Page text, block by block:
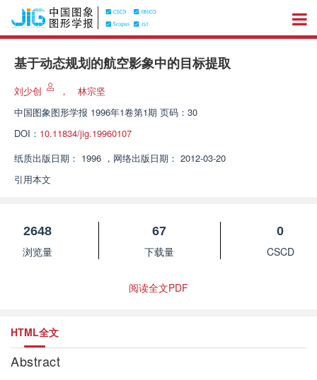
基于动态规划的航空影象中的目标提取
刘少创 ，
林宗坚
中国图象图形学报 1996年1卷第1期 页码：30
DOI： 10.11834/jig.19960107
纸质出版日期： 1996 ， 网络出版日期： 2012-03-20
引用本文
2648
浏览量
67
下载量
0
CSCD
阅读全文PDF
HTML全文
Abstract